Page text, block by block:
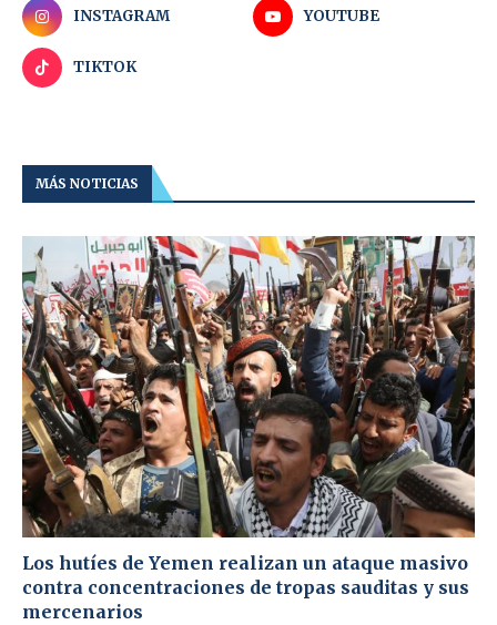
INSTAGRAM YOUTUBE
TIKTOK
MÁS NOTICIAS
Los hutíes de Yemen realizan un ataque masivo
contra concentraciones de tropas sauditas y sus
mercenarios